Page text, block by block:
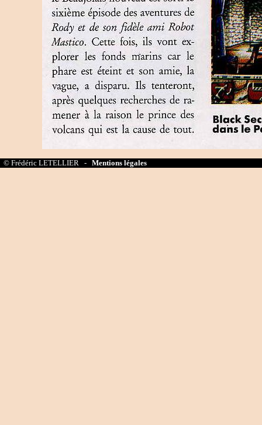
© Frédéric LETELLIER - Mentions légales